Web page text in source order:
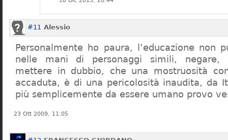
#11 Alessio
Personalmente ho paura, l’educazione non
nelle mani di personaggi simili, negare,
mettere in dubbio, che una mostruosità
accaduta, è di una pericolosità inaudita, da
più semplicemente da essere umano provo
23 Ott 2009, 11:05